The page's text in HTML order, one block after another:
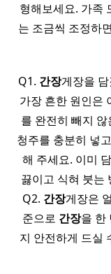
형해보세요. 가족
는 조금씩 조정하
Q1. 간장게장을
가장 흔한 원인은
를 완전히 빼지
청주를 충분히 넣
해 주세요. 이미
끓이고 식혀 붓는
Q2. 간장게장은
준으로 간장을 한
지 안전하게 드실